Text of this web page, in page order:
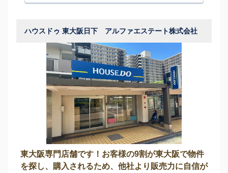
ハウスドゥ 東大阪日下 アルファエステート株式会社
東大阪専門店舗です！お客様の9割が東大阪で物件
を探し、購入されるため、他社より販売力に自信が